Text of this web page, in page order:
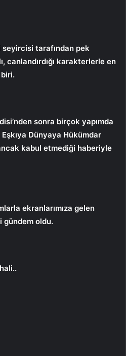
tarafından pek
canlandırdığı karakterlerle en
sonra birçok yapımda
Eşkıya Dünyaya Hükümdar
kabul etmediği haberiyle
ekranlarımıza gelen
gündem oldu.